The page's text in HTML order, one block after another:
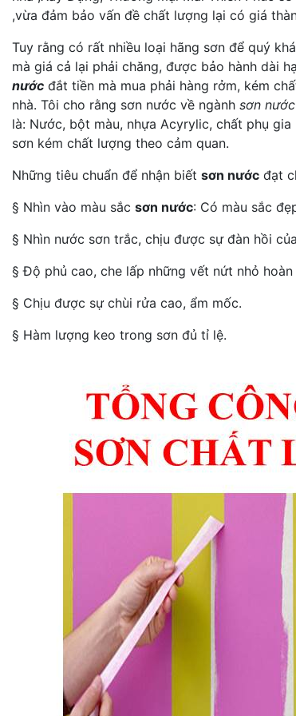
,vừa đảm bảo vấn đề chất lượng lại có giá
Tuy rằng có rất nhiều loại hãng sơn để quý
mà giá cả lại phải chăng, được bảo hành dài
nước đắt tiền mà mua phải hàng rởm, kém
nhà. Tôi cho rằng sơn nước về ngành sơn nước
là: Nước, bột màu, nhựa Acyrylic, chất phụ
sơn kém chất lượng theo cảm quan.
Những tiêu chuẩn để nhận biết sơn nước đạt
§ Nhìn vào màu sắc sơn nước: Có màu sắc
§ Nhìn nước sơn trắc, chịu được sự đàn hồi
§ Độ phủ cao, che lấp những vết nứt nhỏ
§ Chịu được sự chùi rửa cao, ẩm mốc.
§ Hàm lượng keo trong sơn đủ tỉ lệ.